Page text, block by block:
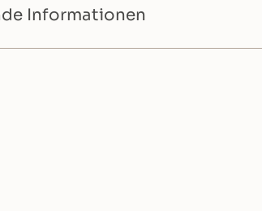
Informationen